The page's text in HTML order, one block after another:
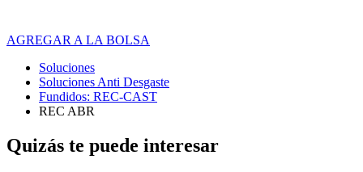
AGREGAR A LA BOLSA
Soluciones
Soluciones Anti Desgaste
Fundidos: REC-CAST
REC ABR
Quizás te puede interesar